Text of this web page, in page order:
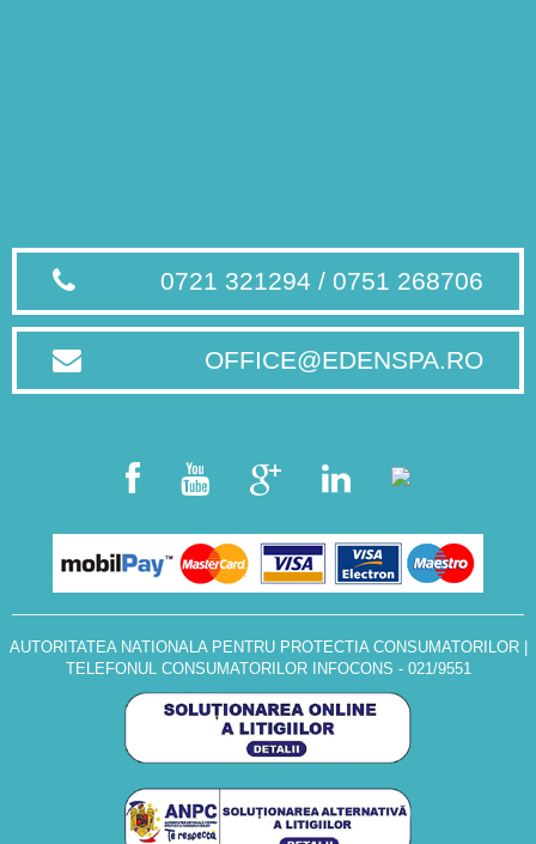
0721 321294 / 0751 268706
OFFICE@EDENSPA.RO
AUTORITATEA NATIONALA PENTRU PROTECTIA CONSUMATORILOR|
TELEFONUL CONSUMATORILOR INFOCONS - 021/9551